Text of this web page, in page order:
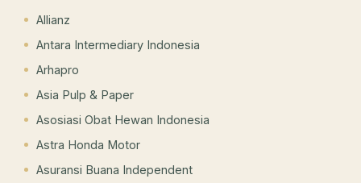
Allianz
Antara Intermediary Indonesia
Arhapro
Asia Pulp & Paper
Asosiasi Obat Hewan Indonesia
Astra Honda Motor
Asuransi Buana Independent